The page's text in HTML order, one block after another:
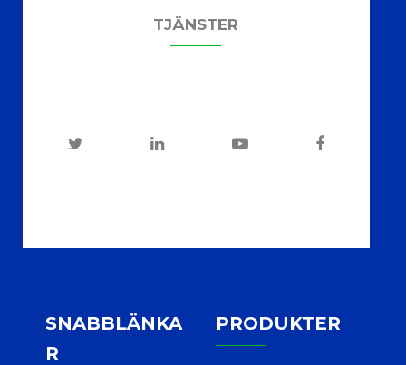
TJÄNSTER
SNABBLÄNKA
R
PRODUKTER